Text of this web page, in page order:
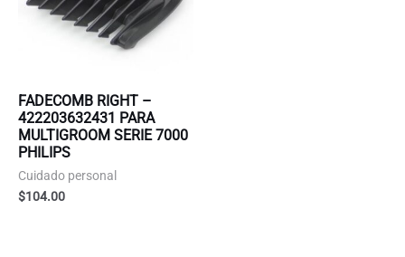
FADECOMB RIGHT –
422203632431 PARA
MULTIGROOM SERIE 7000
PHILIPS
Cuidado personal
$104.00